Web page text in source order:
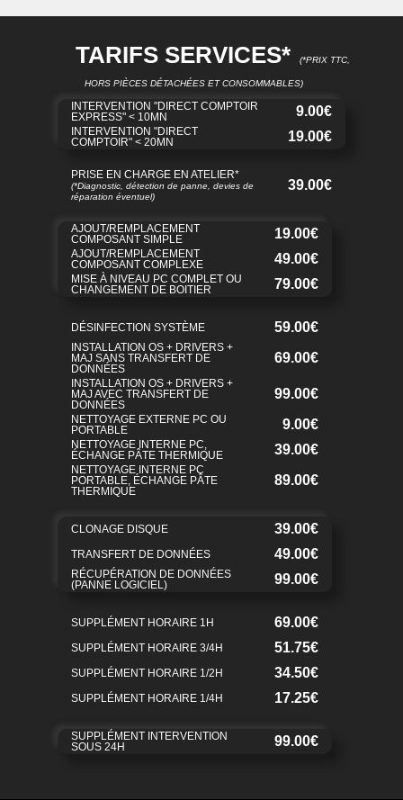
TARIFS SERVICES* (*PRIX TTC,
HORS PIÈCES DÉTACHÉES ET CONSOMMABLES)
INTERVENTION "DIRECT COMPTOIR
EXPRESS" < 10MN
9.00€
INTERVENTION "DIRECT
COMPTOIR" < 20MN
19.00€
PRISE EN CHARGE EN ATELIER*
(*Diagnostic, détection de panne, devies de
réparation éventuel)
39.00€
AJOUT/REMPLACEMENT
COMPOSANT SIMPLE
19.00€
AJOUT/REMPLACEMENT
COMPOSANT COMPLEXE
49.00€
MISE À NIVEAU PC COMPLET OU
CHANGEMENT DE BOITIER
79.00€
DÉSINFECTION SYSTÈME 59.00€
INSTALLATION OS + DRIVERS +
MAJ SANS TRANSFERT DE
DONNÉES
69.00€
INSTALLATION OS + DRIVERS +
MAJ AVEC TRANSFERT DE
DONNÉES
99.00€
NETTOYAGE EXTERNE PC OU
PORTABLE
9.00€
NETTOYAGE INTERNE PC,
ÉCHANGE PÂTE THERMIQUE
39.00€
NETTOYAGE INTERNE PC
PORTABLE, ÉCHANGE PÂTE
THERMIQUE
89.00€
CLONAGE DISQUE 39.00€
TRANSFERT DE DONNÉES 49.00€
RÉCUPÉRATION DE DONNÉES
(PANNE LOGICIEL)
99.00€
SUPPLÉMENT HORAIRE 1H 69.00€
SUPPLÉMENT HORAIRE 3/4H 51.75€
SUPPLÉMENT HORAIRE 1/2H 34.50€
SUPPLÉMENT HORAIRE 1/4H 17.25€
SUPPLÉMENT INTERVENTION
SOUS 24H
99.00€